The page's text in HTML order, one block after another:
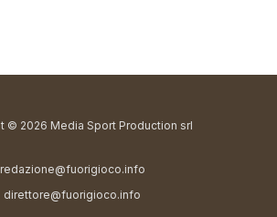
© 2026 Media Sport Production srl
redazione@fuorigioco.info
direttore@fuorigioco.info